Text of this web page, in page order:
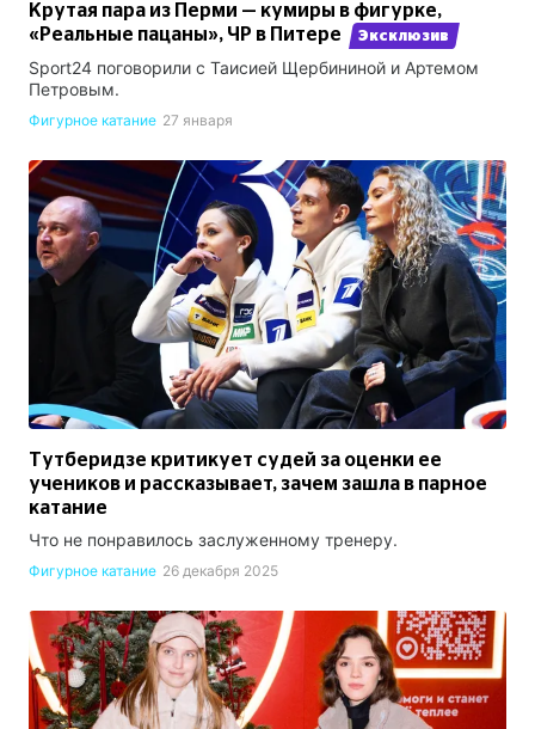
Крутая пара из Перми — кумиры в фигурке,
«Реальные пацаны», ЧР в Питере
Эксклюзив
Sport24 поговорили с Таисией Щербининой и Артемом
Петровым.
Фигурное катание 27 января
Тутберидзе критикует судей за оценки ее
учеников и рассказывает, зачем зашла в парное
катание
Что не понравилось заслуженному тренеру.
Фигурное катание 26 декабря 2025